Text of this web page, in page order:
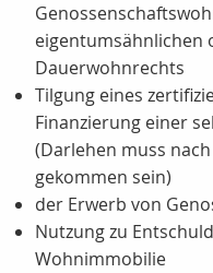
eigentumsähnlichen
Dauerwohnrechts
Tilgung eines
Finanzierung einer
(Darlehen muss
gekommen sein)
der Erwerb von
Nutzung zu
Wohnimmobilie